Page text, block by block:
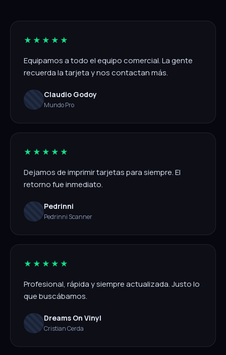
★★★★★
Equipamos a todo el equipo comercial. La gente
recuerda la tarjeta y nos contactan más.
Claudio Godoy
Mundo Pro
★★★★★
Dejamos de imprimir tarjetas para siempre. El
retorno fue inmediato.
Pedrinni
Pedrinni Scanner
★★★★★
Profesional, rápida y siempre actualizada. Justo lo
que buscábamos.
Dreams On Vinyl
Cristian Cerda